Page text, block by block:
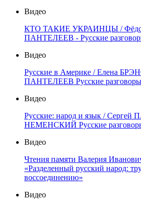
Видео
КТО ТАКИЕ УКРАИНЦЫ /
ПАНТЕЛЕЕВ - Русские
Видео
Русские в Америке / Елена
ПАНТЕЛЕЕВ Русские разговоры
Видео
Русские: народ и язык /
НЕМЕНСКИЙ Русские
Видео
Чтения памяти Валерия
«Разделенный русский народ:
воссоединению»
Видео